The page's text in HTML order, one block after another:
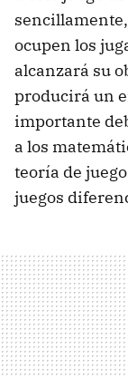
ocupen los
alcanzará su
producirá un
importante
a los
teoría de
juegos